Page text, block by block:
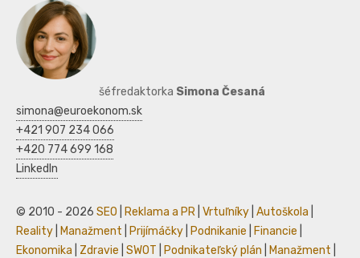
šéfredaktorka Simona Česaná
simona@euroekonom.sk
+421 907 234 066
+420 774 699 168
LinkedIn
© 2010 - 2026 SEO Reklama a PR Vrtuľníky Autoškola
Reality
Manažment Prijímáčky Podnikanie Financie
Ekonomika
Zdravie SWOT Podnikateľský plán Manažment